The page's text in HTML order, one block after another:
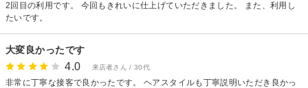
2回目の利用です。 今回もきれいに仕上げていただきました。 また、利用し
たいです。
大変良かったです
4.0 来店者さん / 30代
非常に丁寧な接客で良かったです。 ヘアスタイルも丁寧説明いただき良かっ